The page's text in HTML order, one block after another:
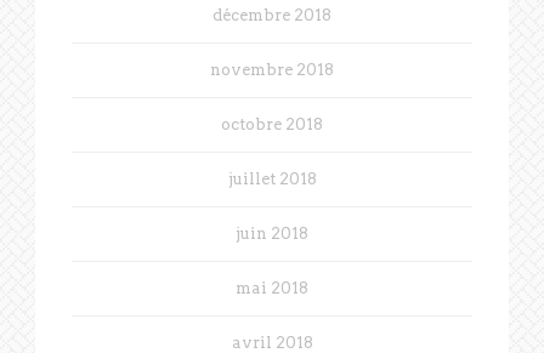
décembre 2018
novembre 2018
octobre 2018
juillet 2018
juin 2018
mai 2018
avril 2018